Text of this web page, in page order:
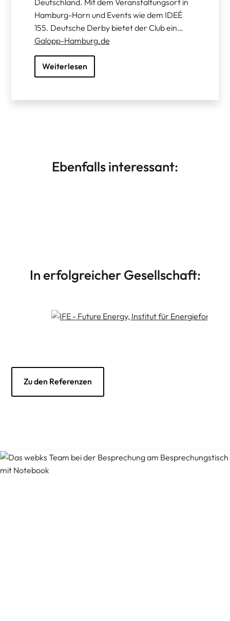
Hamburg-Horn und Events wie dem IDEÉ
155. Deutsche Derby bietet der Club ein…
Galopp-Hamburg.de
Weiterlesen
Ebenfalls interessant:
In erfolgreicher Gesellschaft:
Zu den Referenzen